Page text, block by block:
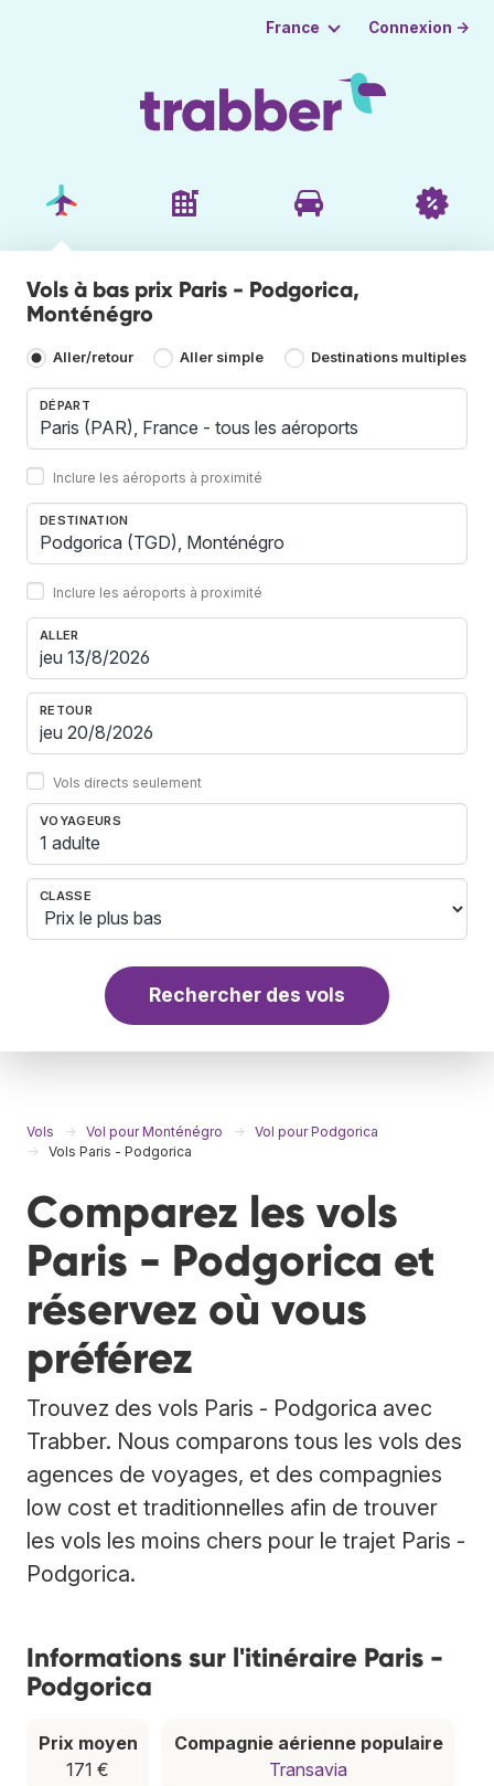
France Connexion →
Vols à bas prix Paris - Podgorica,
Monténégro
Aller/retour Aller simple Destinations multiples
DÉPART
Inclure les aéroports à proximité
DESTINATION
Inclure les aéroports à proximité
ALLER
RETOUR
Vols directs seulement
VOYAGEURS
1 adulte
CLASSE
Rechercher des vols
Vols Vol pour Monténégro
Vol pour Podgorica
Vols Paris - Podgorica
Comparez les vols
Paris - Podgorica et
réservez où vous
préférez
Trouvez des vols Paris - Podgorica avec
Trabber. Nous comparons tous les vols des
agences de voyages, et des compagnies
low cost et traditionnelles afin de trouver
les vols les moins chers pour le trajet Paris -
Podgorica.
Informations sur l'itinéraire Paris -
Podgorica
Prix moyen
171 €
Compagnie aérienne populaire
Transavia